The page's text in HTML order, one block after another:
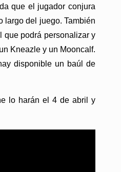
que el jugador conjura
largo del juego. También
que podrá personalizar y
Kneazle y un Mooncalf.
disponible un baúl de
lo harán el 4 de abril y